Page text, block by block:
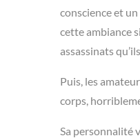
conscience et
cette ambiance
assassinats
Puis, les
corps,
Sa personnalité